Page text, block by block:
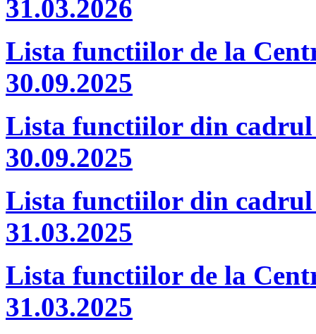
31.03.2026
Lista functiilor de la
30.09.2025
Lista functiilor din cadrul
30.09.2025
Lista functiilor din cadrul
31.03.2025
Lista functiilor de la
31.03.2025